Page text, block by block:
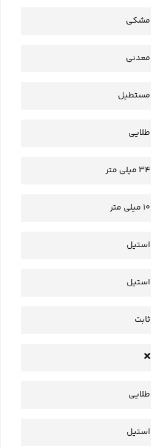
مشکی
معدنی
مستطیل
طلایی
34 میلی متر
10 میلی متر
استیل
استیل
ثابت
طلایی
استیل